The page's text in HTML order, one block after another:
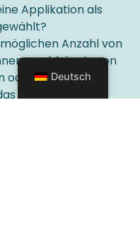
Applikation als
Anzahl von
unabhängig von
oder anderen
eigene Leben
Deutsch